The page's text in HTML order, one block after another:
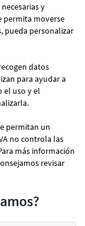
y
permita moverse
pueda personalizar
datos
para ayudar a
el uso y el
permitan un
no controla las
más información
revisar